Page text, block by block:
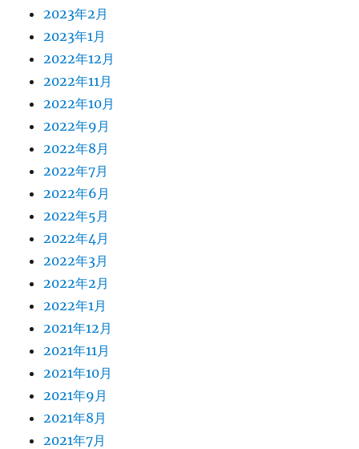
2023年2月
2023年1月
2022年12月
2022年11月
2022年10月
2022年9月
2022年8月
2022年7月
2022年6月
2022年5月
2022年4月
2022年3月
2022年2月
2022年1月
2021年12月
2021年11月
2021年10月
2021年9月
2021年8月
2021年7月